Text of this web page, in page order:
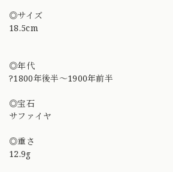
◎サイズ
18.5cm
◎年代
?1800年後半〜1900年前半
◎宝石
サファイヤ
◎重さ
12.9g